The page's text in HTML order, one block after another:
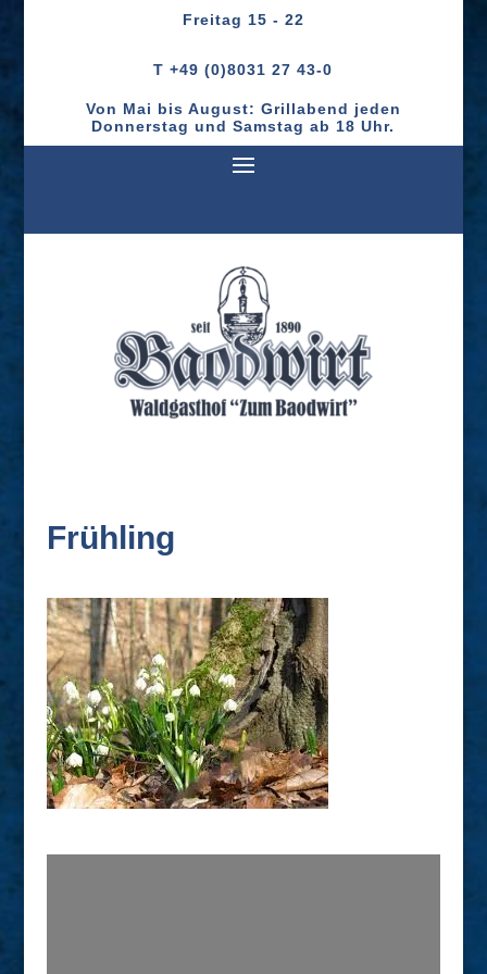
Freitag 15 - 22
T +49 (0)8031 27 43-0
Von Mai bis August: Grillabend jeden
Donnerstag und Samstag ab 18 Uhr.
Frühling